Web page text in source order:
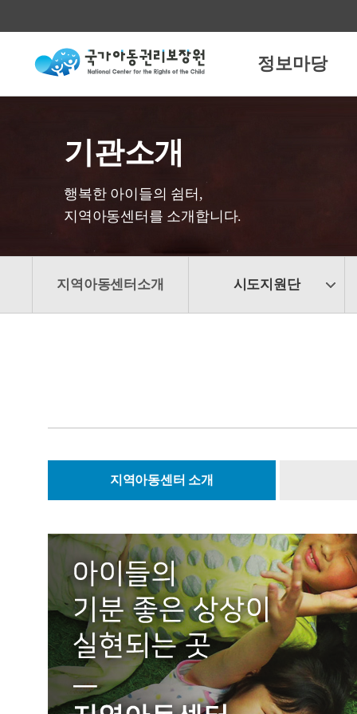
정보마당
기관소개
행복한 아이들의 쉼터,
지역아동센터를 소개합니다.
지역아동센터소개 시도지원단
지역아동센터 소개